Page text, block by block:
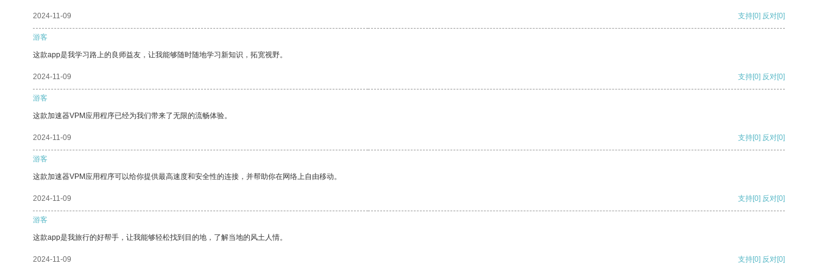
2024-11-09 支持[0] 反对[0]
游客
这款app是我学习路上的良师益友，让我能够随时随地学习新知识，拓宽视野。
2024-11-09 支持[0] 反对[0]
游客
这款加速器VPM应用程序已经为我们带来了无限的流畅体验。
2024-11-09 支持[0] 反对[0]
游客
这款加速器VPM应用程序可以给你提供最高速度和安全性的连接，并帮助你在网络上自由移动。
2024-11-09 支持[0] 反对[0]
游客
这款app是我旅行的好帮手，让我能够轻松找到目的地，了解当地的风土人情。
2024-11-09 支持[0] 反对[0]